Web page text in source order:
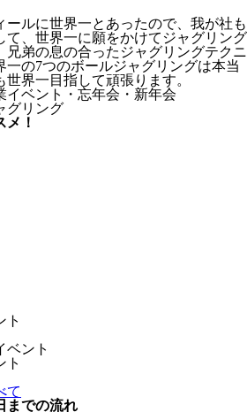
ールに世界一とあったので、我が社も
て、世界一に願をかけてジャグリング
兄弟の息の合ったジャグリングテクニ
一の7つのボールジャグリングは本当
界一目指して頑張ります。
イベント・忘年会・新年会
グリング
！
ト
ベント
ト
て
までの流れ